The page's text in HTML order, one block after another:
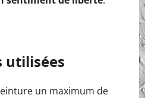
utilisées
un maximum de